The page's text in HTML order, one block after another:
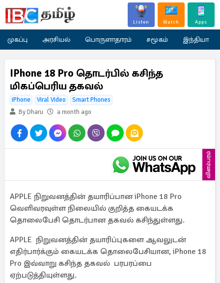
Listen Watch Apps
முகப்பு அரசியல் பொருளாதாரம் சமூகம் இந்தியா
IPhone 18 Pro தொடர்பில் கசிந்த
மிகப்பெரிய தகவல்
iPhone Viral Video
Smart Phones
By Dharu
a month ago
விளம்பரம்
APPLE நிறுவனத்தின் தயாரிப்பான iPhone 18 Pro
வெளிவரவுள்ள நிலையில் குறித்த கையடக்க
தொலைபேசி தொடர்பான தகவல் கசிந்துள்ளது.
APPLE நிறுவனத்தின் தயாரிப்புகளை ஆவலுடன்
எதிர்பார்க்கும் கையடக்க தொலைபேசியான, iPhone 18
Pro இவ்வாறு கசிந்த தகவல் பரபரப்பை
ஏற்படுத்தியுள்ளது.